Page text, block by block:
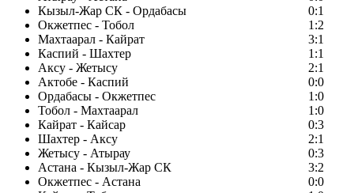
Кызыл-Жар СК - Ордабасы
0:1
Окжетпес - Тобол
1:2
Махтаарал - Кайрат
3:1
Каспий - Шахтер
1:1
Аксу - Жетысу
2:1
Актобе - Каспий
0:0
Ордабасы - Окжетпес
1:0
Тобол - Махтаарал
1:0
Кайрат - Кайсар
0:3
Шахтер - Аксу
2:1
Жетысу - Атырау
0:3
Астана - Кызыл-Жар СК
3:2
Окжетпес - Астана
0:0